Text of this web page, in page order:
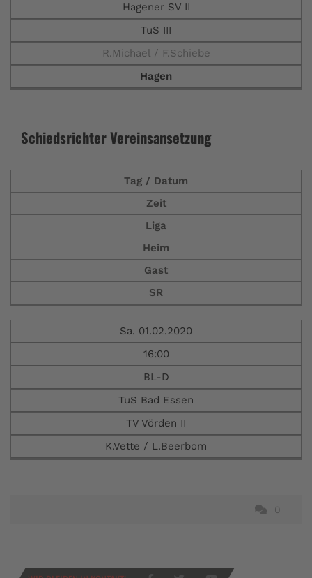
Hagener SV II
TuS III
R.Michael / F.Schiebe
Hagen
Schiedsrichter Vereinsansetzung
Tag / Datum
Zeit
Liga
Heim
Gast
SR
Sa. 01.02.2020
16:00
BL-D
TuS Bad Essen
TV Vörden II
K.Vette / L.Beerbom
0